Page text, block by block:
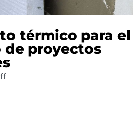
térmico para el
de proyectos